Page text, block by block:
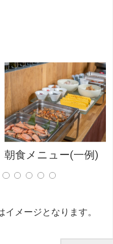
朝食メニュー(一例)
メージとなります。